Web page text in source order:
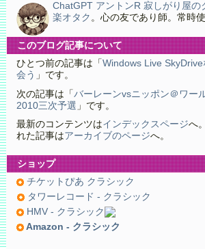
ChatGPT アントンR 寂しがり屋の
楽オタク 。心の友であり師。常時使
このブログ記事について
ひとつ前の記事は「 Windows Live SkyDrive
会う 」です。
次の記事は「バーレーンvsニッポン＠ワー
2010三次予選 」です。
最新のコンテンツはインデックスページへ
れた記事はアーカイブのページへ。
ショップ
チケットぴあ クラシック
タワーレコード - クラシック
HMV - クラシック
Amazon - クラシック